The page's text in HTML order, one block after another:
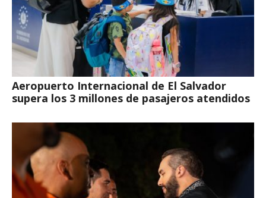
Aeropuerto Internacional de El Salvador
supera los 3 millones de pasajeros atendidos